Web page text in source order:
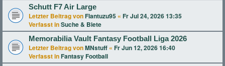
Schutt F7 Air Large
Letzter Beitrag von Flantuzu95 « Fr Jul 24, 2026 13:35
Verfasst inSuche & Biete
Memorabilia Vault Fantasy Football Liga 2026
Letzter Beitrag vonMNstuff « Fr Jun 12, 2026 16:40
Verfasst in Fantasy Football